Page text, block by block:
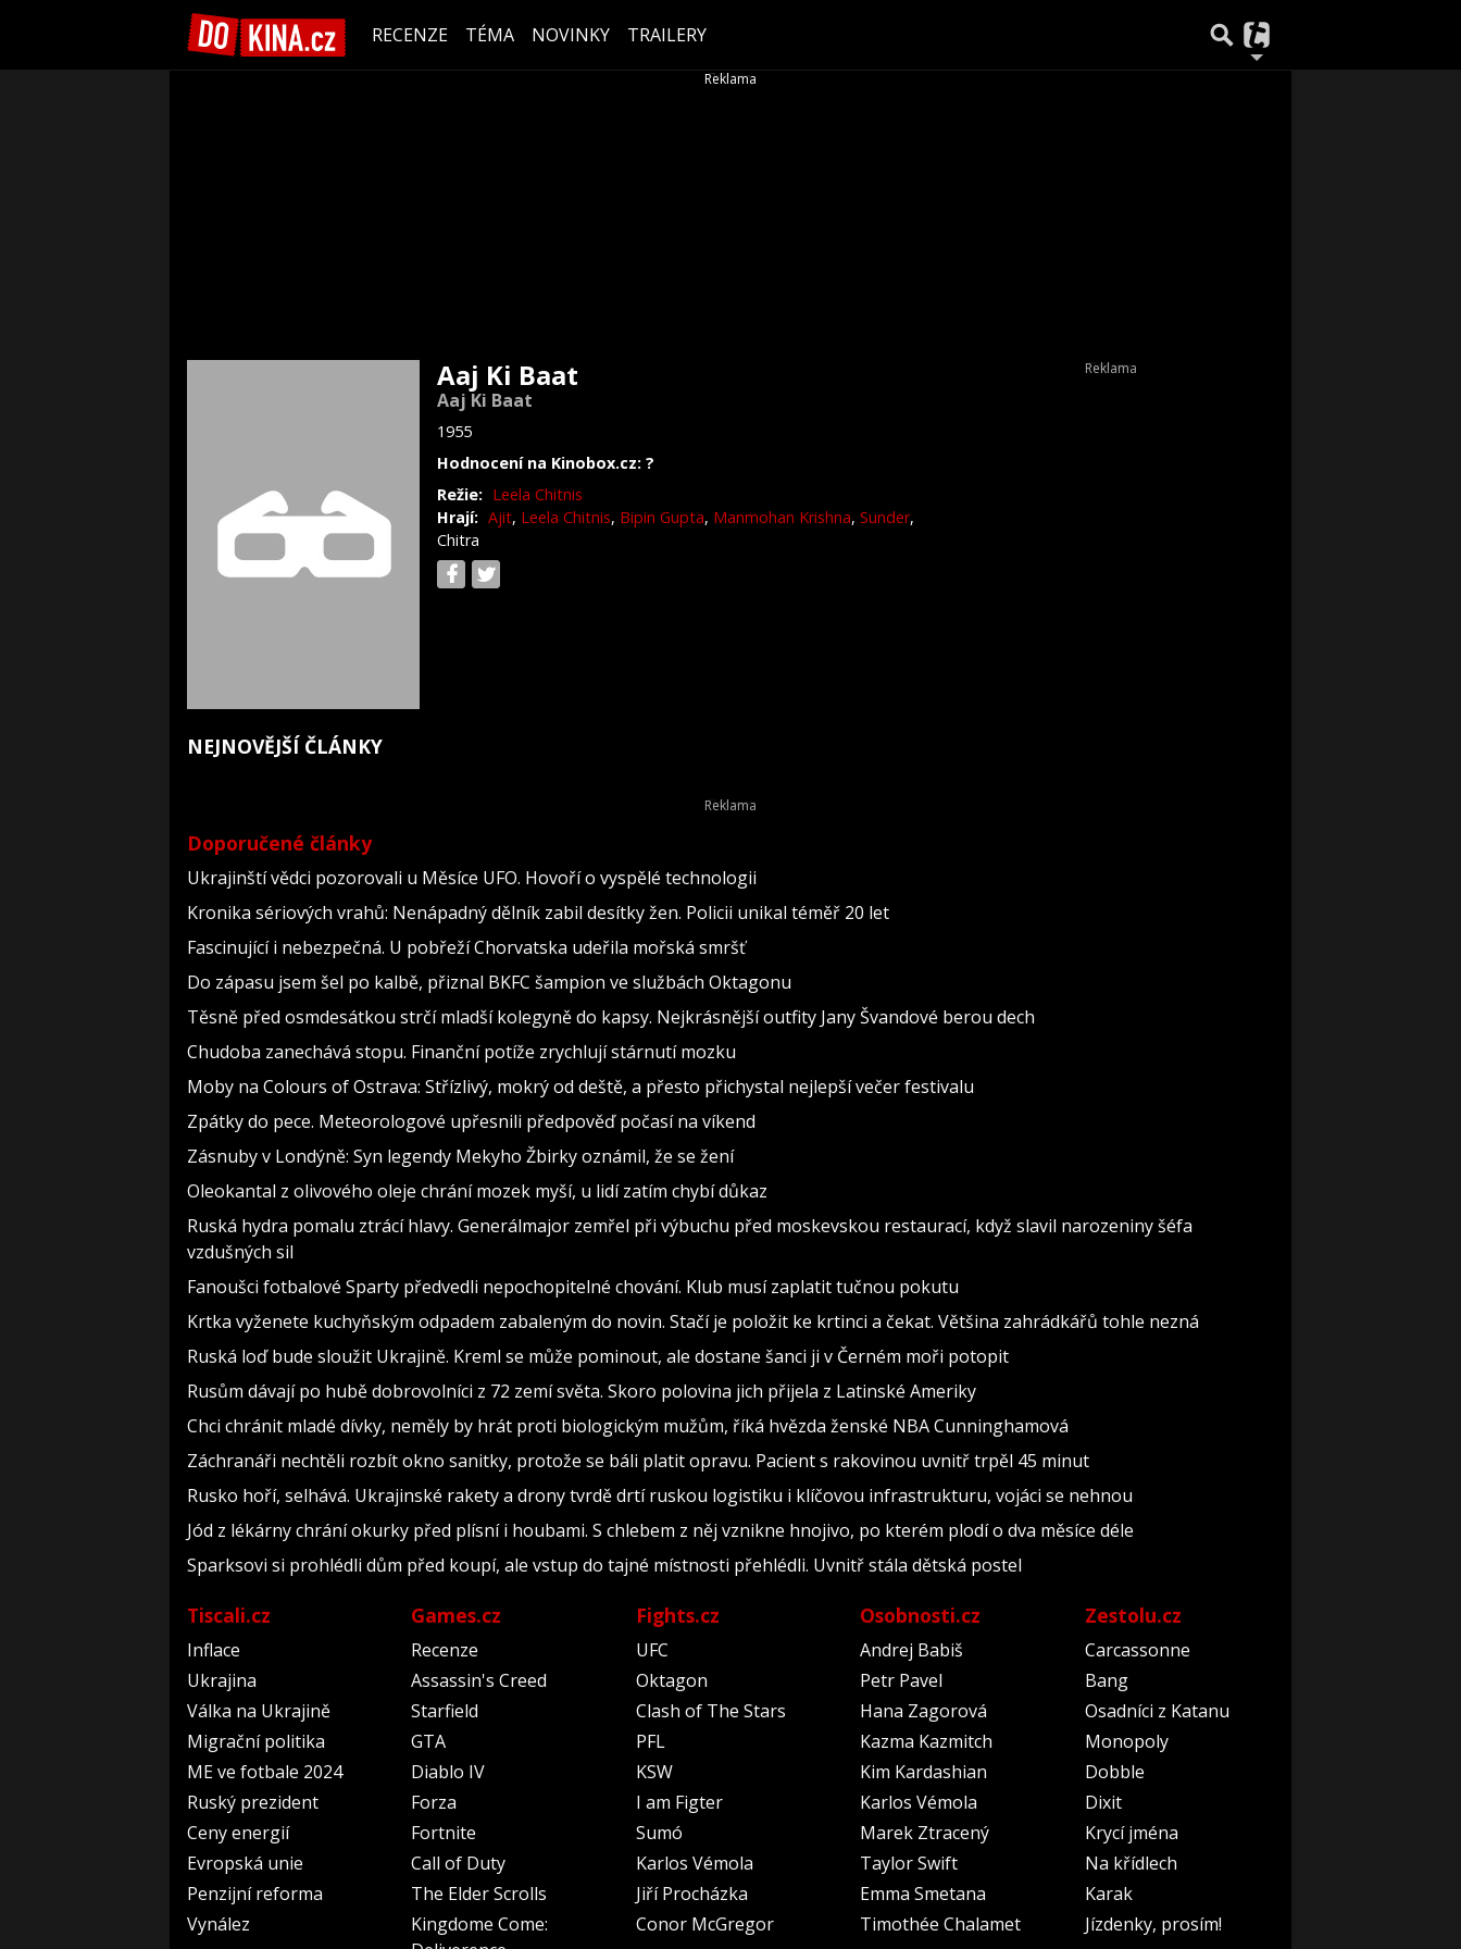
RECENZE TÉMA NOVINKY TRAILERY
Aaj Ki Baat
Aaj Ki Baat
1955
Hodnocení na Kinobox.cz: ?
Režie: Leela Chitnis
Hrají: Ajit, Leela Chitnis, Bipin Gupta, Manmohan Krishna, Sunder,
Chitra
NEJNOVĚJŠÍ ČLÁNKY
Doporučené články
Ukrajinští vědci pozorovali u Měsíce UFO. Hovoří o vyspělé technologii
Kronika sériových vrahů: Nenápadný dělník zabil desítky žen. Policii unikal téměř 20 let
Fascinující i nebezpečná. U pobřeží Chorvatska udeřila mořská smršť
Do zápasu jsem šel po kalbě, přiznal BKFC šampion ve službách Oktagonu
Těsně před osmdesátkou strčí mladší kolegyně do kapsy. Nejkrásnější outfity Jany Švandové berou dech
Chudoba zanechává stopu. Finanční potíže zrychlují stárnutí mozku
Moby na Colours of Ostrava: Střízlivý, mokrý od deště, a přesto přichystal nejlepší večer festivalu
Zpátky do pece. Meteorologové upřesnili předpověď počasí na víkend
Zásnuby v Londýně: Syn legendy Mekyho Žbirky oznámil, že se žení
Oleokantal z olivového oleje chrání mozek myší, u lidí zatím chybí důkaz
Ruská hydra pomalu ztrácí hlavy. Generálmajor zemřel při výbuchu před moskevskou restaurací, když slavil narozeniny šéfa
vzdušných sil
Fanoušci fotbalové Sparty předvedli nepochopitelné chování. Klub musí zaplatit tučnou pokutu
Krtka vyženete kuchyňským odpadem zabaleným do novin. Stačí je položit ke krtinci a čekat. Většina zahrádkářů tohle nezná
Ruská loď bude sloužit Ukrajině. Kreml se může pominout, ale dostane šanci ji v Černém moři potopit
Rusům dávají po hubě dobrovolníci z 72 zemí světa. Skoro polovina jich přijela z Latinské Ameriky
Chci chránit mladé dívky, neměly by hrát proti biologickým mužům, říká hvězda ženské NBA Cunninghamová
Záchranáři nechtěli rozbít okno sanitky, protože se báli platit opravu. Pacient s rakovinou uvnitř trpěl 45 minut
Rusko hoří, selhává. Ukrajinské rakety a drony tvrdě drtí ruskou logistiku i klíčovou infrastrukturu, vojáci se nehnou
Jód z lékárny chrání okurky před plísní i houbami. S chlebem z něj vznikne hnojivo, po kterém plodí o dva měsíce déle
Sparksovi si prohlédli dům před koupí, ale vstup do tajné místnosti přehlédli. Uvnitř stála dětská postel
Tiscali.cz
Inflace
Ukrajina
Válka na Ukrajině
Migrační politika
ME ve fotbale 2024
Ruský prezident
Ceny energií
Evropská unie
Penzijní reforma
Vynález
Games.cz
Recenze
Assassin's Creed
Starfield
GTA
Diablo IV
Forza
Fortnite
Call of Duty
The Elder Scrolls
Kingdome Come:
Fights.cz
UFC
Oktagon
Clash of The Stars
PFL
KSW
I am Figter
Sumó
Karlos Vémola
Jiří Procházka
Conor McGregor
Osobnosti.cz
Andrej Babiš
Petr Pavel
Hana Zagorová
Kazma Kazmitch
Kim Kardashian
Karlos Vémola
Marek Ztracený
Taylor Swift
Emma Smetana
Timothée Chalamet
Zestolu.cz
Carcassonne
Bang
Osadníci z Katanu
Monopoly
Dobble
Dixit
Krycí jména
Na křídlech
Karak
Jízdenky, prosím!